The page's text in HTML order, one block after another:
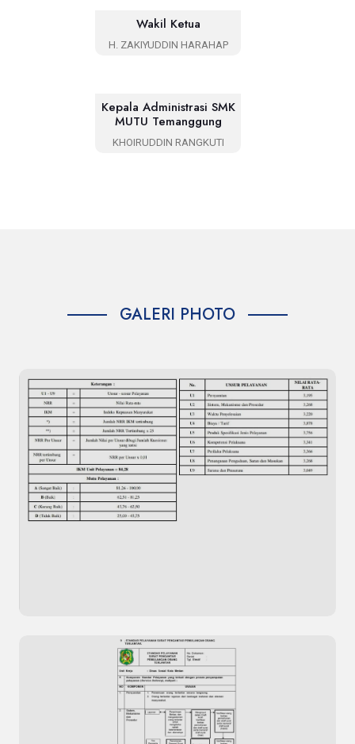
Wakil Ketua
H. ZAKIYUDDIN HARAHAP
Kepala Administrasi SMK
MUTU Temanggung
KHOIRUDDIN RANGKUTI
GALERI PHOTO